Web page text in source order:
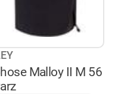
Malloy II M 56